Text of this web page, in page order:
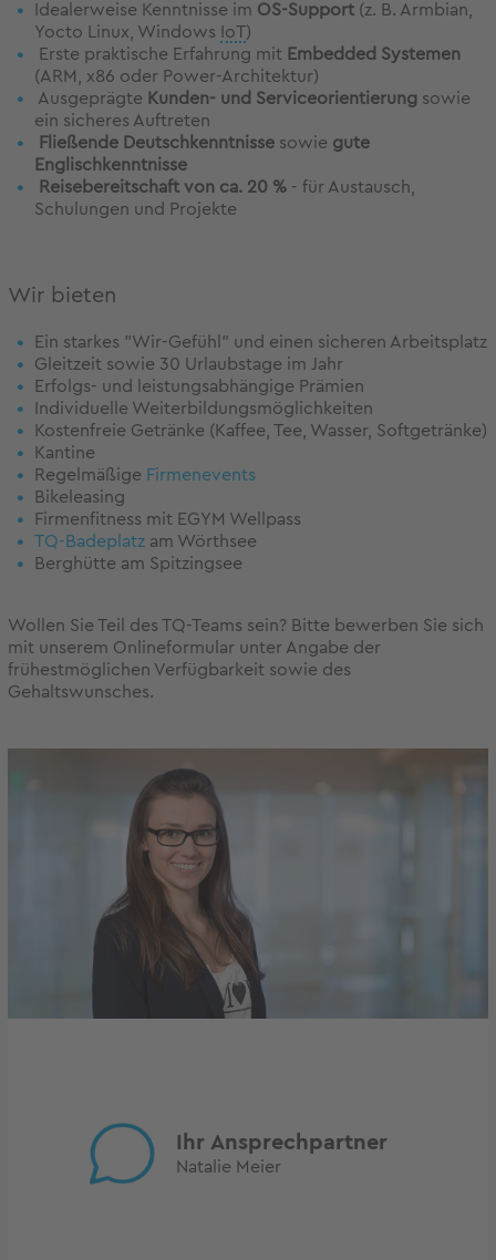
Idealerweise Kenntnisse im OS-Support (z. B. Armbian,
Yocto Linux, Windows
IoT)
Erste praktische Erfahrung mit Embedded Systemen
(ARM, x86 oder Power-Architektur)
Ausgeprägte Kunden- und Serviceorientierung sowie
ein sicheres Auftreten
Fließende Deutschkenntnisse sowie gute
Englischkenntnisse
Reisebereitschaft von ca. 20 % - für Austausch,
Schulungen und Projekte
Wir bieten
Ein starkes "Wir-Gefühl" und einen sicheren Arbeitsplatz
Gleitzeit sowie 30 Urlaubstage im Jahr
Erfolgs- und leistungsabhängige Prämien
Individuelle Weiterbildungsmöglichkeiten
Kostenfreie Getränke (Kaffee, Tee, Wasser, Softgetränke)
Kantine
Regelmäßige Firmenevents
Bikeleasing
Firmenfitness mit EGYM Wellpass
TQ-Badeplatz am Wörthsee
Berghütte am Spitzingsee
Wollen Sie Teil des TQ-Teams sein? Bitte bewerben Sie sich
mit unserem Onlineformular unter Angabe der
frühestmöglichen Verfügbarkeit sowie des
Gehaltswunsches.
Ihr Ansprechpartner
Natalie Meier